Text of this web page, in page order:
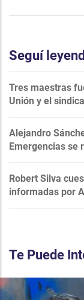
Seguí
Tres maestras
Unión y el
Alejandro
Emergencias se
Robert Silva
informadas por
Te Puede